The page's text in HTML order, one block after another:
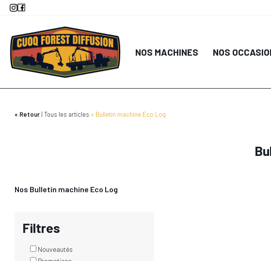
Aller
principal
NOS MACHINES NOS
Retour Tous les articles Bulletin machine Eco Log
Nos Bulletin machine Eco Log
Filtres
Nouveautés